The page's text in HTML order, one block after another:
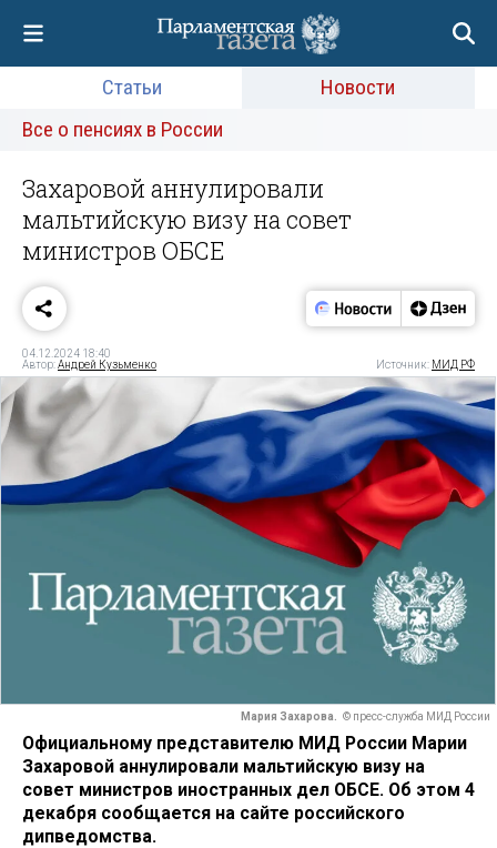
Статьи
Новости
Все о пенсиях в России
Захаровой аннулировали
мальтийскую визу на совет
министров ОБСЕ
04.12.2024 18:40
Автор:Андрей Кузьменко Источник: МИД РФ
Мария Захарова. © пресс-служба МИД России
Официальному представителю МИД России Марии
Захаровой аннулировали мальтийскую визу на
совет министров иностранных дел ОБСЕ. Об этом 4
декабря сообщается на сайте российского
дипведомства.